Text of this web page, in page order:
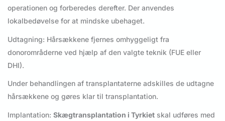
operationen og forberedes derefter. Der anvendes
lokalbedøvelse for at mindske ubehaget.
Udtagning: Hårsækkene fjernes omhyggeligt fra
donorområderne ved hjælp af den valgte teknik (FUE eller
DHI).
Under behandlingen af transplantaterne adskilles de udtagne
hårsækkene og gøres klar til transplantation.
Implantation: Skægtransplantation i Tyrkiet skal udføres med